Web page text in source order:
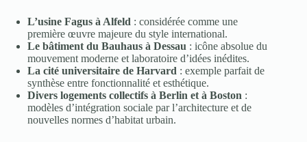
L’usine Fagus à Alfeld : considérée comme une
première œuvre majeure du style international.
Le bâtiment du Bauhaus à Dessau : icône absolue du
mouvement moderne et laboratoire d’idées inédites.
La cité universitaire de Harvard : exemple parfait de
synthèse entre fonctionnalité et esthétique.
Divers logements collectifs à Berlin et à Boston :
modèles d’intégration sociale par l’architecture et de
nouvelles normes d’habitat urbain.